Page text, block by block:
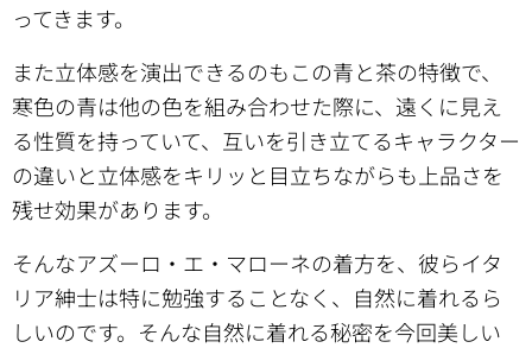
ってきます。
また立体感を演出できるのもこの青と茶の特徴で、
寒色の青は他の色を組み合わせた際に、遠くに見え
る性質を持っていて、互いを引き立てるキャラクター
の違いと立体感をキリッと目立ちながらも上品さを
残せ効果があります。
そんなアズーロ・エ・マローネの着方を、彼らイタ
リア紳士は特に勉強することなく、自然に着れるら
しいのです。そんな自然に着れる秘密を今回美しい